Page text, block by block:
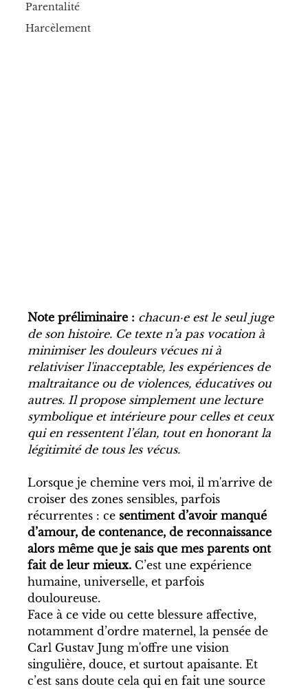
Parentalité
Harcèlement
Note préliminaire : chacun·e est le seul juge
de son histoire. Ce texte n’a pas vocation à
minimiser les douleurs vécues ni à
relativiser l'inacceptable, les expériences de
maltraitance ou de violences, éducatives ou
autres. Il propose simplement une lecture
symbolique et intérieure pour celles et ceux
qui en ressentent l’élan, tout en honorant la
légitimité de tous les vécus.
Lorsque je chemine vers moi, il m'arrive de
croiser des zones sensibles, parfois
récurrentes : ce sentiment d’avoir manqué
d’amour, de contenance, de reconnaissance
alors même que je sais que mes parents ont
fait de leur mieux. C’est une expérience
humaine, universelle, et parfois
douloureuse.
Face à ce vide ou cette blessure affective,
notamment d’ordre maternel, la pensée de
Carl Gustav Jung m'offre une vision
singulière, douce, et surtout apaisante. Et
c’est sans doute cela qui en fait une source